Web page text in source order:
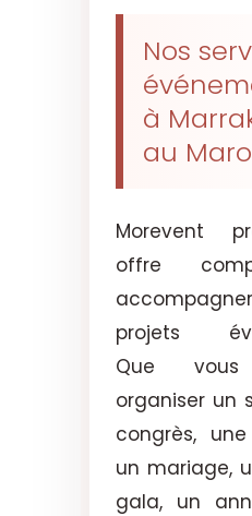
Nos
à
au
Morevent
offre
projets
Que vous
organiser un
congrès,
un mariage,
gala, un